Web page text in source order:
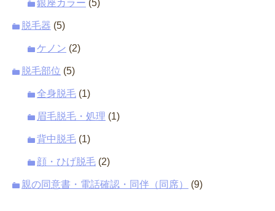
銀座カラー (5)
脱毛器 (5)
ケノン (2)
脱毛部位 (5)
全身脱毛 (1)
眉毛脱毛・処理 (1)
背中脱毛 (1)
顔・ひげ脱毛 (2)
親の同意書・電話確認・同伴（同席） (9)